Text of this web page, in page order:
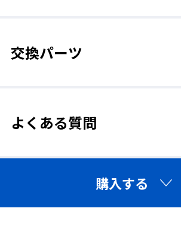
◆国家検定合格 第TM717号 DR 直補 RL3
◆指定防護係数：10
使用温度範囲：5～40℃
モーター寿命：約2,000時間（使用環境により異なります）
交換パーツ
よくある質問
購入する